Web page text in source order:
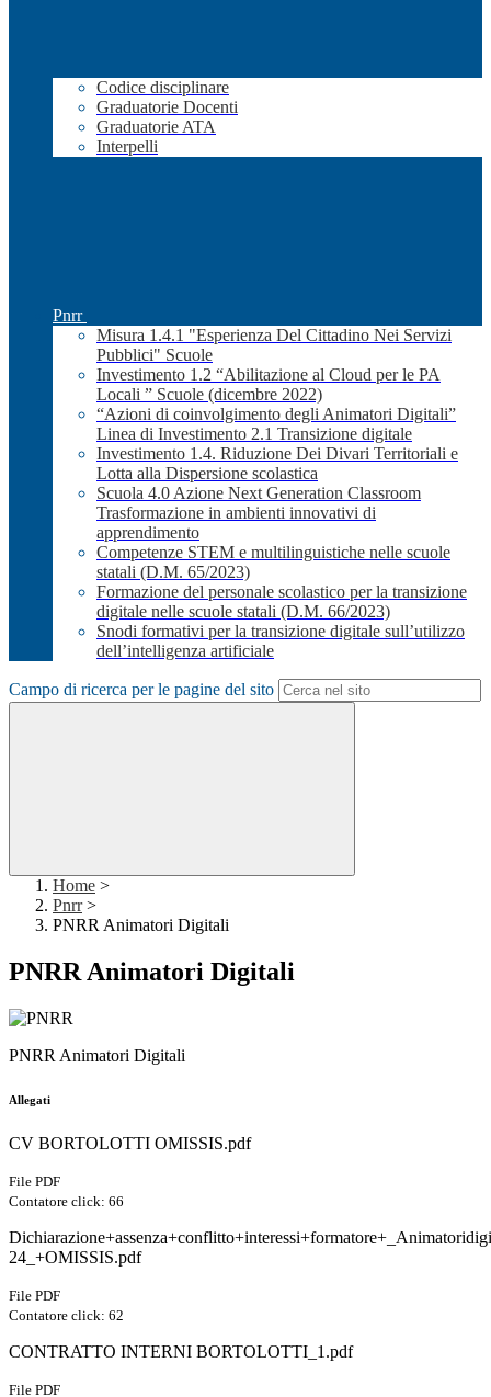
Codice disciplinare
Graduatorie Docenti
Graduatorie ATA
Interpelli
Pnrr
Misura 1.4.1 "Esperienza Del Cittadino Nei Servizi
Pubblici" Scuole
Investimento 1.2 “Abilitazione al Cloud per le PA
Locali ” Scuole (dicembre 2022)
“Azioni di coinvolgimento degli Animatori Digitali”
Linea di Investimento 2.1 Transizione digitale
Investimento 1.4. Riduzione Dei Divari Territoriali e
Lotta alla Dispersione scolastica
Scuola 4.0 Azione Next Generation Classroom
Trasformazione in ambienti innovativi di
apprendimento
Competenze STEM e multilinguistiche nelle scuole
statali (D.M. 65/2023)
Formazione del personale scolastico per la transizione
digitale nelle scuole statali (D.M. 66/2023)
Snodi formativi per la transizione digitale sull’utilizzo
dell’intelligenza artificiale
Campo di ricerca per le pagine del sito
Home >
Pnrr >
PNRR Animatori Digitali
PNRR Animatori Digitali
PNRR Animatori Digitali
Allegati
CV BORTOLOTTI OMISSIS.pdf
File PDF
Contatore click: 66
24_+OMISSIS.pdf
File PDF
Contatore click: 62
CONTRATTO INTERNI BORTOLOTTI_1.pdf
File PDF